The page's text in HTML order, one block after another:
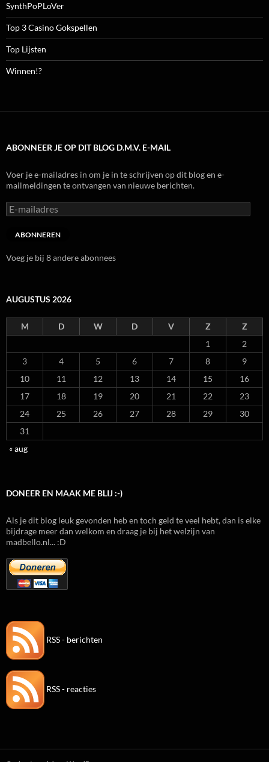
SynthPoPLoVer
Top 3 Casino Gokspellen
Top Lijsten
Winnen!?
ABONNEER JE OP DIT BLOG D.M.V. E-MAIL
Voer je e-mailadres in om je in te schrijven op dit blog en e-
mailmeldingen te ontvangen van nieuwe berichten.
E-
mailadres
ABONNEREN
Voeg je bij 8 andere abonnees
AUGUSTUS 2026
M D W D V Z
Z
1
2
3
4 5 6 7 8
9
10
11 12 13 14 15
16
17
18 19 20 21 22
23
24
25 26 27 28 29
30
31
« aug
DONEER EN MAAK ME BLIJ :-)
Als je dit blog leuk gevonden heb en toch geld te veel hebt, dan is elke
bijdrage meer dan welkom en draag je bij het welzijn van
madbello.nl... :D
RSS - berichten
RSS - reacties